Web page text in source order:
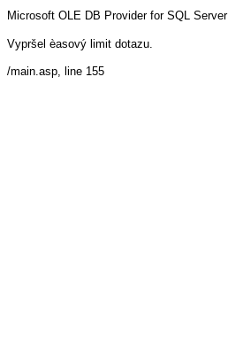
Microsoft OLE DB Provider for SQL Server
Vypršel èasový limit dotazu.
/main.asp, line 155